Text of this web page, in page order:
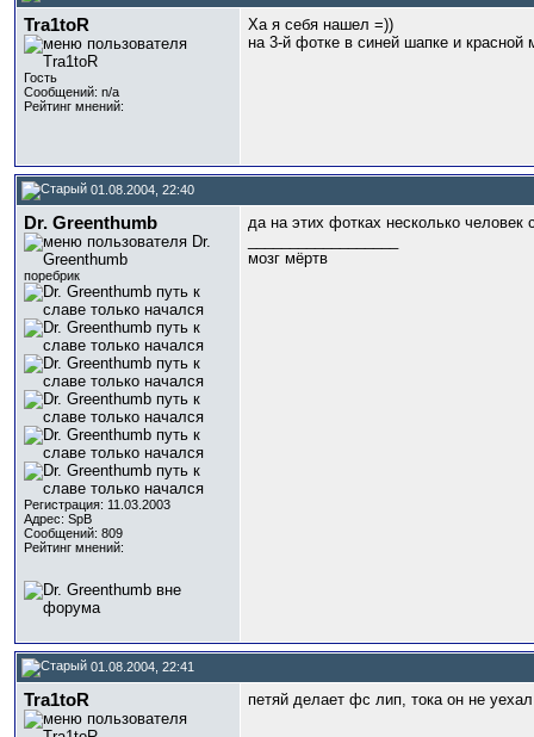
Tra1toR
Гость
Сообщений: n/a
Рейтинг мнений:
Ха я себя нашел =))
на 3-й фотке в синей шапке и красной
01.08.2004, 22:40
Dr. Greenthumb
поребрик
Регистрация: 11.03.2003
Адрес: SpB
Сообщений: 809
Рейтинг мнений:
да на этих фотках несколько
мозг мёртв
01.08.2004, 22:41
Tra1toR петяй делает фс лип, тока он не